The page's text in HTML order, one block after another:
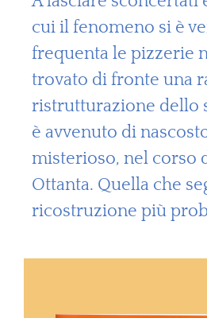
cui il fenomeno si è
frequenta le pizzerie
trovato di fronte una
ristrutturazione dello
è avvenuto di
misterioso, nel corso
Ottanta. Quella che
ricostruzione più